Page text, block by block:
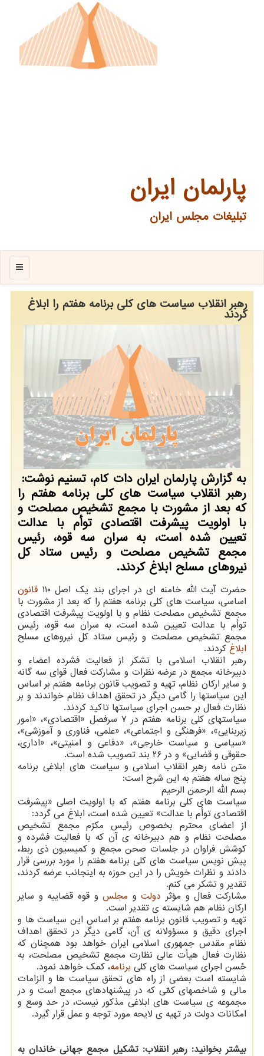
پارلمان ایران
تبلیغات مجلس ایران
منو
رهبر انقلاب سیاست های کلی برنامه هفتم را ابلاغ
کردند
به گزارش پارلمان ایران دات کام، تسنیم نوشت: ​​​​​​​
رهبر انقلاب سیاست های کلی برنامه هفتم را
که بعد از مشورت با مجمع تشخیص مصلحت و
با اولویت پیشرفت اقتصادی توأم با عدالت
تعیین شده است، به سران سه قوه، رئیس
مجمع تشخیص مصلحت و رئیس ستاد کل
نیروهای مسلح ابلاغ کردند.
حضرت آیت الله خامنه ای در اجرای بند یک اصل ۱۱۰
قانون
اساسی، سیاست های کلی برنامه هفتم را که بعد از مشورت با
مجمع تشخیص مصلحت نظام و با اولویت پیشرفت اقتصادی
توأم با عدالت تعیین شده است، به سران سه قوه، رئیس
مجمع تشخیص مصلحت و رئیس ستاد کل نیروهای مسلح
ابلاغ کردند.
رهبر انقلاب اسلامی با تشکر از فعالیت فشرده اعضاء و
دبیرخانه مجمع در عرضه نظرات و مشارکت فعال قوای سه گانه
و سایر ارکان نظام، تهیه و تصویب قانون برنامه هفتم بر اساس
این سیاستها را گامی دیگر در تحقق اهداف نظام خواندند و بر
نظارت فعال بر حسن اجرای سیاستها تاکید کردند.
سیاستهای کلی برنامه هفتم در ۷ سرفصل «اقتصادی»، «امور
زیربنایی»، «فرهنگی و اجتماعی»، «علمی، فناوری و آموزشی»،
«سیاسی و سیاست خارجی»، «دفاعی و امنیتی»، «اداری،
حقوقی و قضایی» و در ۲۶ بند تصویب شده است.
متن نامه رهبر انقلاب اسلامی و سیاست های ابلاغی برنامه
پنج ساله هفتم به این شرح است:
بسم الله الرحمن الرحیم
سیاست های کلی برنامه هفتم که با اولویت اصلی «پیشرفت
اقتصادی توأم با عدالت» تعیین شده است، ابلاغ می گردد:
از اعضای محترم بخصوص رئیس مکرّم مجمع تشخیص
مصلحت نظام و هم دبیرخانه ی آن که با فعالیت فشرده و
کوشش فراوان در جلسات صحن مجمع و کمیسیون ذی ربط،
پیش نویس سیاست های کلی برنامه هفتم را مورد بررسی قرار
دادند و نظرات خویش را در این حوزه به اینجانب عرضه کردند،
تقدیر و تشکر می کنم.
مشارکت فعال و مؤثر دولتو مجلسو قوه قضاییه و سایر
ارکان نظام هم شایسته ی تقدیر است.
تهیه و تصویب قانون برنامه هفتم بر اساس این سیاست ها و
اجرای دقیق و مسؤولانه ی آن، گامی دیگر در تحقق اهداف
نظام مقدس جمهوری اسلامی ایران خواهد بود همچنان که
نظارت فعال هیأت عالی نظارت مجمع تشخیص مصلحت، به
حُسن اجرای سیاست های کلی برنامه، کمک خواهد نمود.
شایسته است بعضی از راه های تحقق سیاست ها و الزامات
مالی و شاخصهای کمّی که در پیشنهادهای مجمع است و در
مجموعه ی سیاست های ابلاغی مذکور نیست، در حد وسع و
امکانات دولت در تهیه ی لایحه مورد توجه و عمل قرار گیرد.
بیشتر بخوانید:رهبر انقلاب: تشکیل مجمع جهانی خاندان به